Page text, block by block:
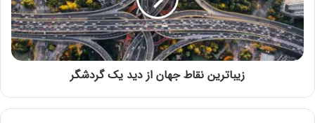
کودکانی که احساس های بهتری از خود دارند و عزت
نفس بالاتری دارند شادتر زندگی می کنند. پر واضح
است که هر پدر و مادری دوست دارد که فرزندشان
بهترین باشد اما باید به استعدادها و توانایی‏های بچه
‏ها نیز توجه کرد.
زیباترین نقاط جهان از دید یک گردشگر